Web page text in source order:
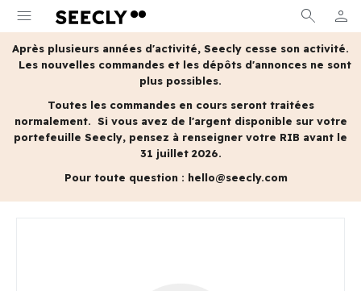
menu search person
MON
Après plusieurs années d'activité, Seecly cesse son activité.
Les nouvelles commandes et les dépôts d'annonces ne sont
plus possibles.
Toutes les commandes en cours seront traitées
normalement. Si vous avez de l'argent disponible sur votre
portefeuille Seecly, pensez à renseigner votre RIB avant le
31 juillet 2026.
Pour toute question : hello@seecly.com